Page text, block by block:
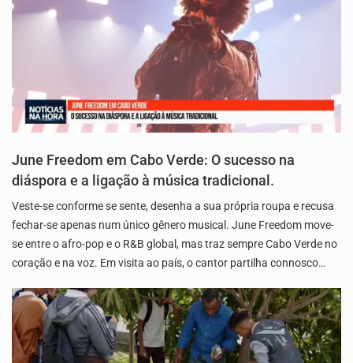
June Freedom em Cabo Verde: O sucesso na
diáspora e a ligação à música tradicional.
Veste-se conforme se sente, desenha a sua própria roupa e recusa
fechar-se apenas num único gênero musical. June Freedom move-
se entre o afro-pop e o R&B global, mas traz sempre Cabo Verde no
coração e na voz. Em visita ao país, o cantor partilha connosco…